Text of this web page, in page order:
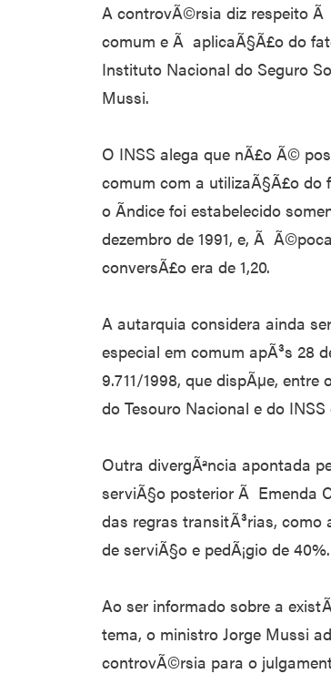
A controvÃ©rsia diz respeito Ã
comum e Ã aplicaÃ§Ã£o do
Instituto Nacional do Seguro
Mussi.
O INSS alega que nÃ£o Ã©
comum com a utilizaÃ§Ã£o do
o Ã­ndice foi estabelecido
dezembro de 1991, e, Ã
conversÃ£o era de 1,20.
A autarquia considera ainda
especial em comum apÃ³s 28
9.711/1998, que dispÃµe,
do Tesouro Nacional e do
Outra divergÃªncia apontada
serviÃ§o posterior Ã Emenda
das regras transitÃ³rias, como
de serviÃ§o e pedÃ¡gio de 40%.
Ao ser informado sobre a
tema, o ministro Jorge Mussi
controvÃ©rsia para o